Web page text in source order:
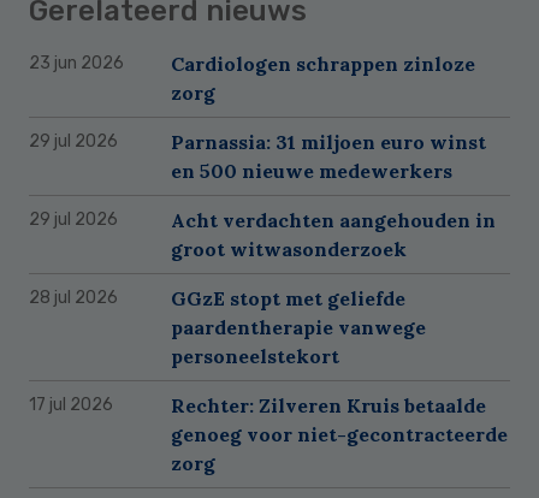
Gerelateerd nieuws
23 jun 2026
Cardiologen schrappen zinloze
zorg
29 jul 2026
Parnassia: 31 miljoen euro winst
en 500 nieuwe medewerkers
29 jul 2026
Acht verdachten aangehouden in
groot witwasonderzoek
28 jul 2026
GGzE stopt met geliefde
paardentherapie vanwege
personeelstekort
17 jul 2026
Rechter: Zilveren Kruis betaalde
genoeg voor niet-gecontracteerde
zorg